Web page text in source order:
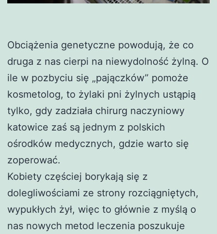
Obciążenia genetyczne powodują, że co
druga z nas cierpi na niewydolność żylną. O
ile w pozbyciu się „pajączków” pomoże
kosmetolog, to żylaki pni żylnych ustąpią
tylko, gdy zadziała chirurg naczyniowy
katowice zaś są jednym z polskich
ośrodków medycznych, gdzie warto się
zoperować.
Kobiety częściej borykają się z
dolegliwościami ze strony rozciągniętych,
wypukłych żył, więc to głównie z myślą o
nas nowych metod leczenia poszukuje